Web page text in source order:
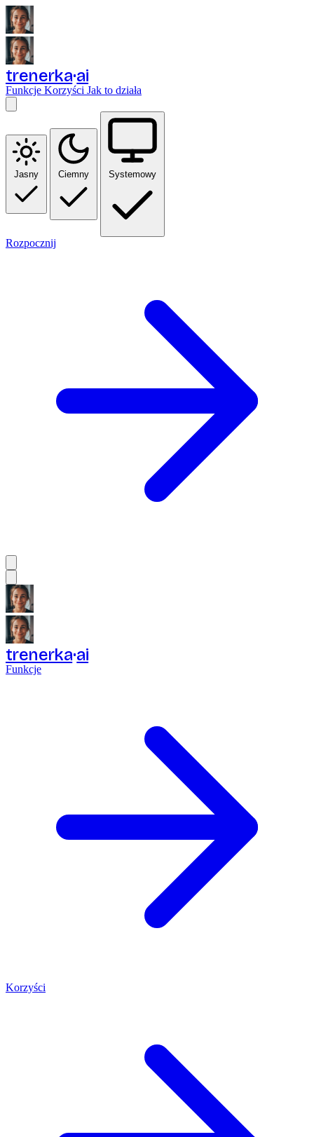
trenerka ai
Funkcje Korzyści Jak to działa
Jasny Ciemny Systemowy
Rozpocznij
trenerka ai
Funkcje
Korzyści